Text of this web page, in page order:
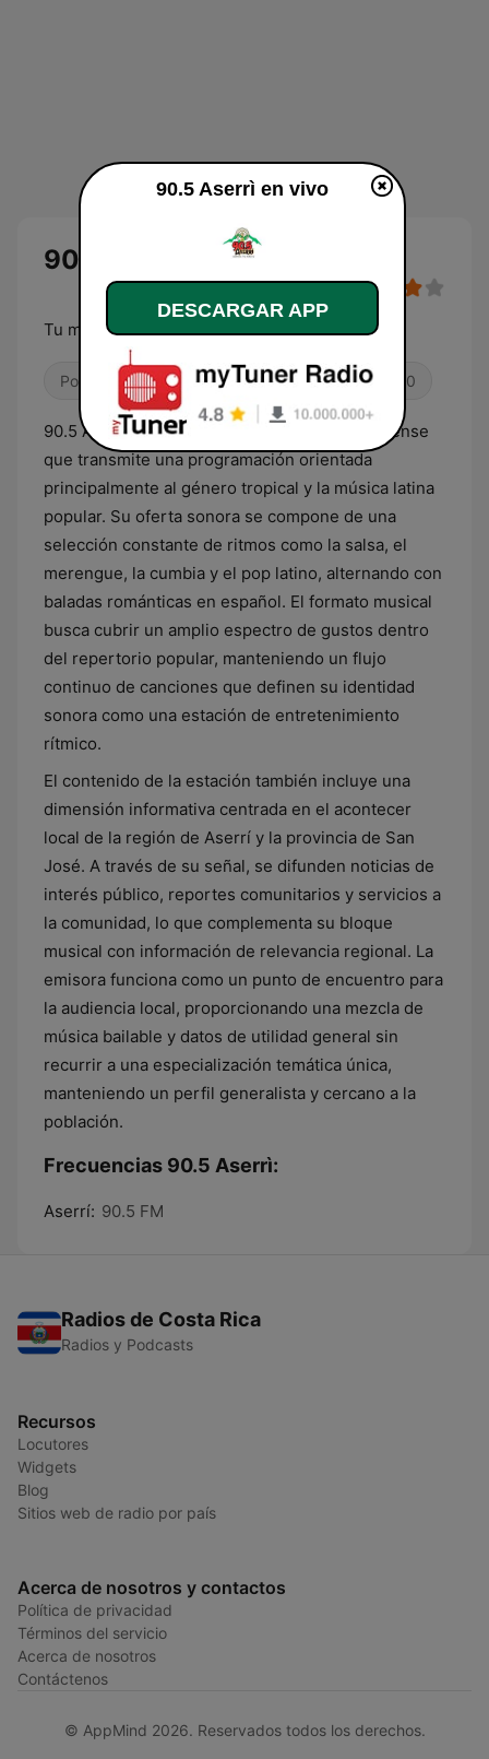
90.5 Aserrì en vivo
Tu música está aqui
Pop / Top 40 Músicas del mundo Años 90
90.5 Aserrí es una emisora de radio costarricense
que transmite una programación orientada
principalmente al género tropical y la música latina
popular. Su oferta sonora se compone de una
selección constante de ritmos como la salsa, el
merengue, la cumbia y el pop latino, alternando con
baladas románticas en español. El formato musical
busca cubrir un amplio espectro de gustos dentro
del repertorio popular, manteniendo un flujo
continuo de canciones que definen su identidad
sonora como una estación de entretenimiento
rítmico.
El contenido de la estación también incluye una
dimensión informativa centrada en el acontecer
local de la región de Aserrí y la provincia de San
José. A través de su señal, se difunden noticias de
interés público, reportes comunitarios y servicios a
la comunidad, lo que complementa su bloque
musical con información de relevancia regional. La
emisora funciona como un punto de encuentro para
la audiencia local, proporcionando una mezcla de
música bailable y datos de utilidad general sin
recurrir a una especialización temática única,
manteniendo un perfil generalista y cercano a la
población.
Frecuencias 90.5 Aserrì:
Aserrí: 90.5 FM
Radios de Costa Rica
Radios y Podcasts
Recursos
Locutores
Widgets
Blog
Sitios web de radio por país
Acerca de nosotros y contactos
Política de privacidad
Términos del servicio
Acerca de nosotros
Contáctenos
© AppMind 2026. Reservados todos los derechos.
90.5 Aserrì en vivo
DESCARGAR APP